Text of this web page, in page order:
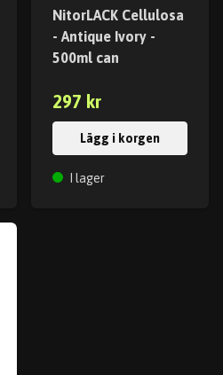
NitorLACK Cellulosa
- Antique Ivory -
500ml can
297 kr
Lägg i korgen
I lager